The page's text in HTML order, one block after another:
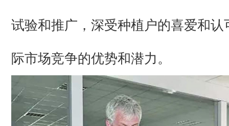
试验和推广，深受种植户的喜爱和认
际市场竞争的优势和潜力。